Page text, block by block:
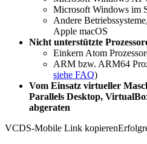
Microsoft Windows im
Andere
Apple macOS
Nicht unterstützte
Einkern Atom
ARM bzw. ARM64
siehe FAQ)
Vom Einsatz virtueller
Parallels Desktop,
abgeraten
VCDS-Mobile Link kopieren